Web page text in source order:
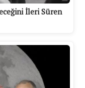
İleri Süren